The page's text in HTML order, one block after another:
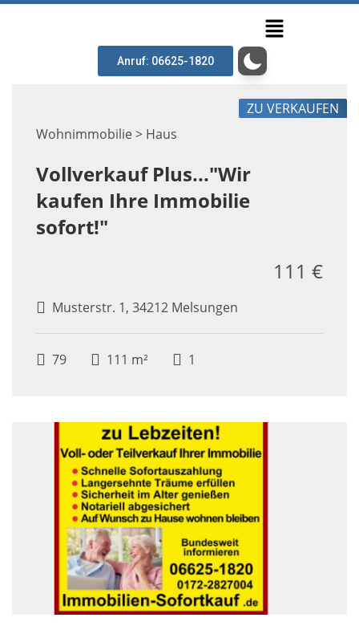
Anruf: 06625-1820
Wohnimmobilie > Haus
ZU VERKAUFEN
Vollverkauf Plus..."Wir
kaufen Ihre Immobilie
sofort!"
Musterstr. 1, 34212 Melsungen
111 €
79 111 m² 1